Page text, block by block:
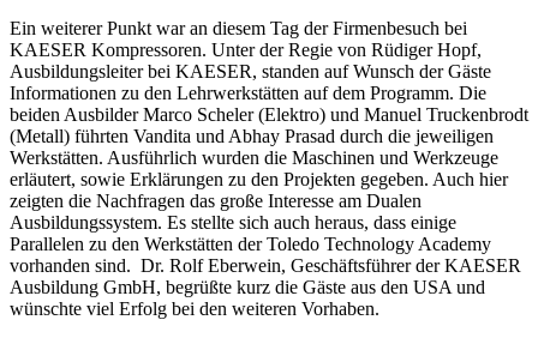
Ein weiterer Punkt war an diesem Tag der Firmenbesuch bei
KAESER Kompressoren. Unter der Regie von Rüdiger Hopf,
Ausbildungsleiter bei KAESER, standen auf Wunsch der Gäste
Informationen zu den Lehrwerkstätten auf dem Programm. Die
beiden Ausbilder Marco Scheler (Elektro) und Manuel Truckenbrodt
(Metall) führten Vandita und Abhay Prasad durch die jeweiligen
Werkstätten. Ausführlich wurden die Maschinen und Werkzeuge
erläutert, sowie Erklärungen zu den Projekten gegeben. Auch hier
zeigten die Nachfragen das große Interesse am Dualen
Ausbildungssystem. Es stellte sich auch heraus, dass einige
Parallelen zu den Werkstätten der Toledo Technology Academy
vorhanden sind. Dr. Rolf Eberwein, Geschäftsführer der KAESER
Ausbildung GmbH, begrüßte kurz die Gäste aus den USA und
wünschte viel Erfolg bei den weiteren Vorhaben.